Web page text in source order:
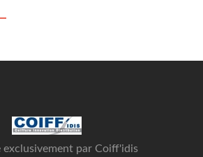
exclusivement par Coiff'idis